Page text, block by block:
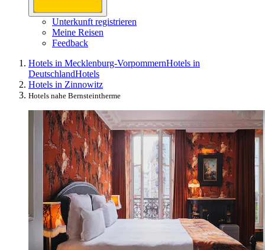
Unterkunft registrieren
Meine Reisen
Feedback
Hotels in Mecklenburg-VorpommernHotels in
DeutschlandHotels
Hotels in Zinnowitz
Hotels nahe Bernsteintherme